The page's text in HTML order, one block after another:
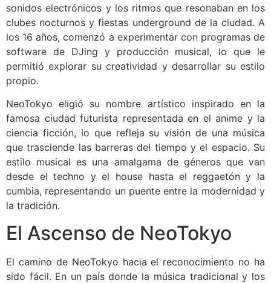
sonidos electrónicos y los ritmos que resonaban en los
clubes nocturnos y fiestas underground de la ciudad. A
los 16 años, comenzó a experimentar con programas de
software de DJing y producción musical, lo que le
permitió explorar su creatividad y desarrollar su estilo
propio.
NeoTokyo eligió su nombre artístico inspirado en la
famosa ciudad futurista representada en el anime y la
ciencia ficción, lo que refleja su visión de una música
que trasciende las barreras del tiempo y el espacio. Su
estilo musical es una amalgama de géneros que van
desde el techno y el house hasta el reggaetón y la
cumbia, representando un puente entre la modernidad y
la tradición.
El Ascenso de NeoTokyo
El camino de NeoTokyo hacia el reconocimiento no ha
sido fácil. En un país donde la música tradicional y los